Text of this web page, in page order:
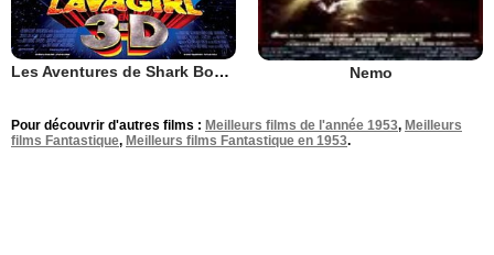
Les Aventures de Shark Boy et Lava Girl Nemo
Pour découvrir d'autres films : Meilleurs films de l'année 1953, Meilleurs
films Fantastique, Meilleurs films Fantastique en 1953.